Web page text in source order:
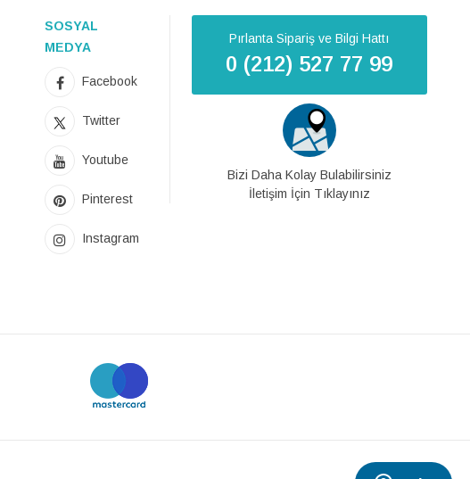
SOSYAL
MEDYA
Facebook
Twitter
Youtube
Pinterest
Instagram
Pırlanta Sipariş ve Bilgi Hattı
0 (212) 527 77 99
Bizi Daha Kolay Bulabilirsiniz
İletişim İçin Tıklayınız